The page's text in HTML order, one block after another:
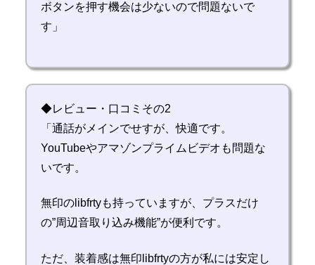
ボタンを押す機会は少ないので問題ないで
す」
◆レビュー・口コミその2
「通話がメインでせすが、快適です。
YouTubeやアマゾンプライムビデオも問題な
いです。
無印のlibfrtyも持っていますが、プラスだけ
の”周辺音取り込み機能”が便利です。
ただ、装着感は無印libfrtyの方が私には安定し